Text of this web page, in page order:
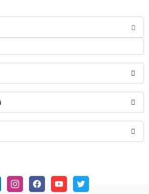
ilk yorumu siz yapın!
Yorum Yaz
iletebilirsiniz.
için teşekkür ederiz.